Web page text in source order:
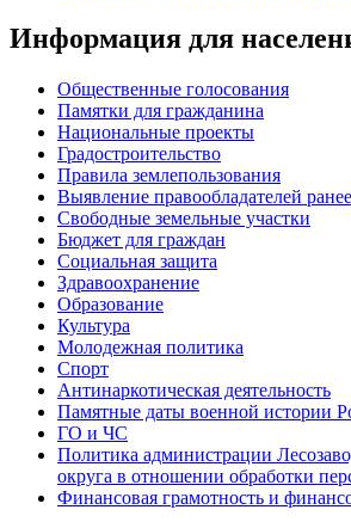
Информация для
Общественные голосования
Памятки для гражданина
Национальные проекты
Градостроительство
Правила землепользования
Выявление правообладателей
Свободные земельные участки
Бюджет для граждан
Социальная защита
Здравоохранение
Образование
Культура
Молодежная политика
Спорт
Антинаркотическая деятельность
Памятные даты военной истории
ГО и ЧС
Политика администрации
округа в отношении обработки
Финансовая грамотность и